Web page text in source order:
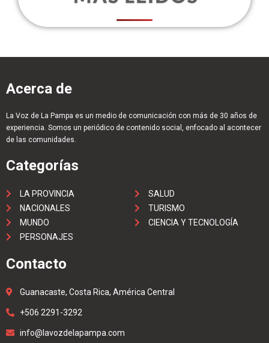
Acerca de
La Voz de La Pampa es un medio de comunicación con más de 30 años de
experiencia. Somos un periódico de contenido social, enfocado al acontecer
de las comunidades.
Categorías
LA PROVINCIA
NACIONALES
MUNDO
PERSONAJES
SALUD
TURISMO
CIENCIA Y TECNOLOGÍA
Contacto
Guanacaste, Costa Rica, América Central
+506 2291-3292
info@lavozdelapampa.com